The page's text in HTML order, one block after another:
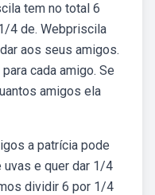
tem no total 6
4 de. Webpriscila
aos seus amigos.
cada amigo. Se
amigos ela
a patrícia pode
uvas e quer dar 1/4
dividir 6 por 1/4